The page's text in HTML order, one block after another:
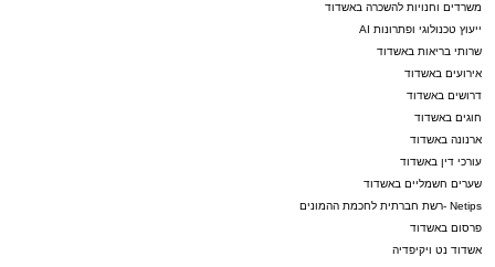
משרדים וחנויות להשכרה באשדוד
ייעוץ טכנולוגי ופתרונות AI
שרותי בריאות באשדוד
אירועים באשדוד
דרושים באשדוד
חוגים באשדוד
ארנונה באשדוד
עורכי דין באשדוד
שערים חשמליים באשדוד
Netips -רשת חברתית לחכמת ההמונים
פרסום באשדוד
אשדוד נט ויקיפדיה